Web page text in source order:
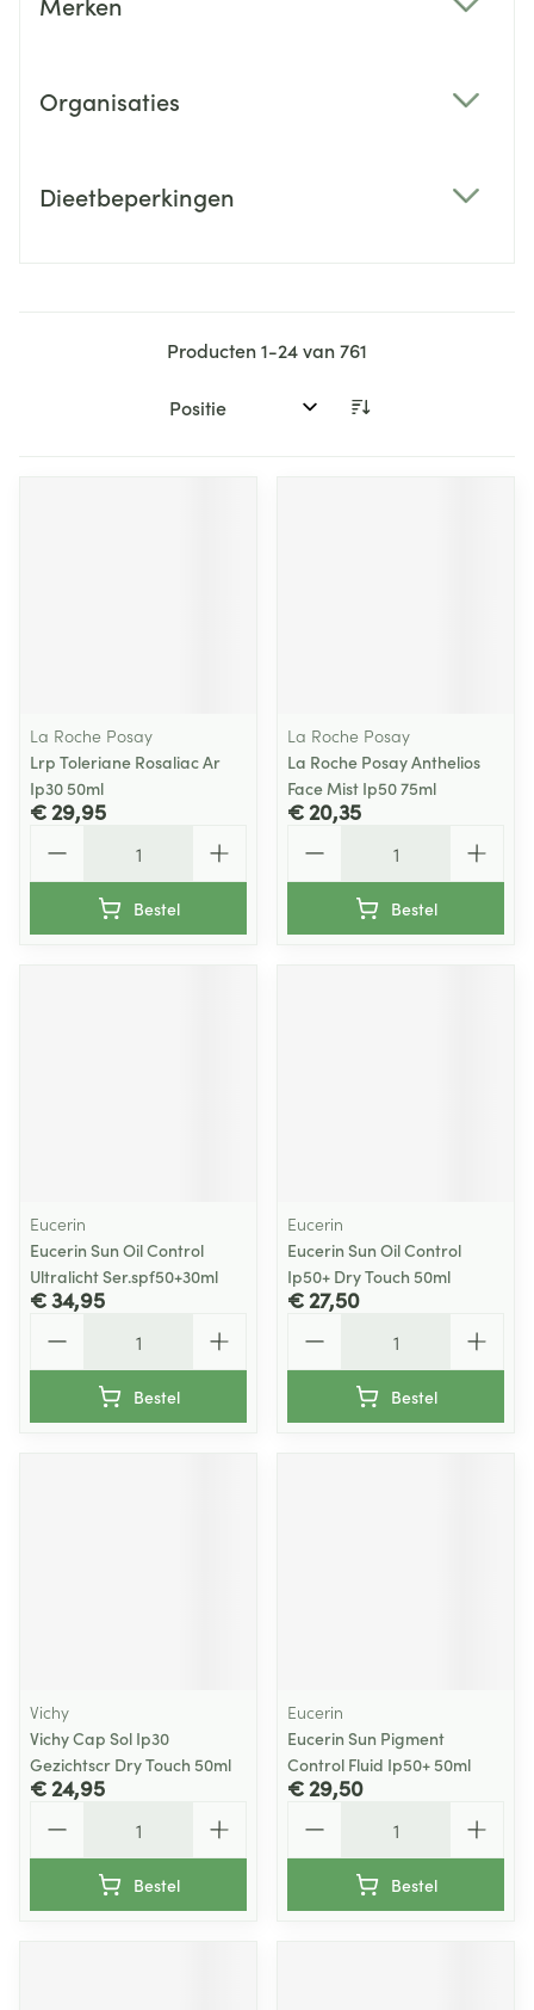
Organisaties
Dieetbeperkingen
Producten1-24van761
Sorteer op:
La Roche Posay
Lrp Toleriane Rosaliac Ar
Ip30 50ml
€ 29,95
Bestel
La Roche Posay
La Roche Posay Anthelios
Face Mist Ip50 75ml
€ 20,35
Bestel
Eucerin
Eucerin Sun Oil Control
Ultralicht Ser.spf50+30ml
€ 34,95
Bestel
Eucerin
Eucerin Sun Oil Control
Ip50+ Dry Touch 50ml
€ 27,50
Bestel
Vichy
Vichy Cap Sol Ip30
Gezichtscr Dry Touch 50ml
€ 24,95
Bestel
Eucerin
Eucerin Sun Pigment
Control Fluid Ip50+ 50ml
€ 29,50
Bestel